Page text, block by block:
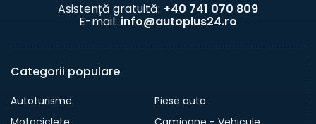
Asistență gratuită: +40 741 070 809
E-mail: info@autoplus24.ro
Categorii populare
Autoturisme
Piese auto